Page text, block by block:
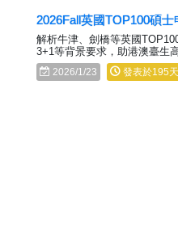
2026Fall英國TOP100碩
解析牛津、劍橋等英國
3+1等背景要求，助港澳臺生
2026/1/23 發表於195